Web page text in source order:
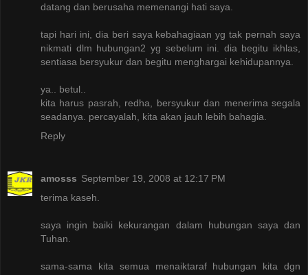
datang dan berusaha memenangi hati saya.
tapi hari ini, dia beri saya kebahagiaan yg tak pernah saya
nikmati dlm hubungan2 yg sebelum ini. dia begitu ikhlas,
sentiasa bersyukur dan begitu menghargai kehidupannya.
ya.. betul..
kita harus pasrah, redha, bersyukur dan menerima segala
seadanya. percayalah, kita akan jauh lebih bahagia.
Reply
amosss September 19, 2008 at 12:17 PM
terima kaseh.
saya ingin baiki kekurangan dalam hubungan saya dan
Tuhan.
sama-sama kita semua menaiktaraf hubungan kita dgn